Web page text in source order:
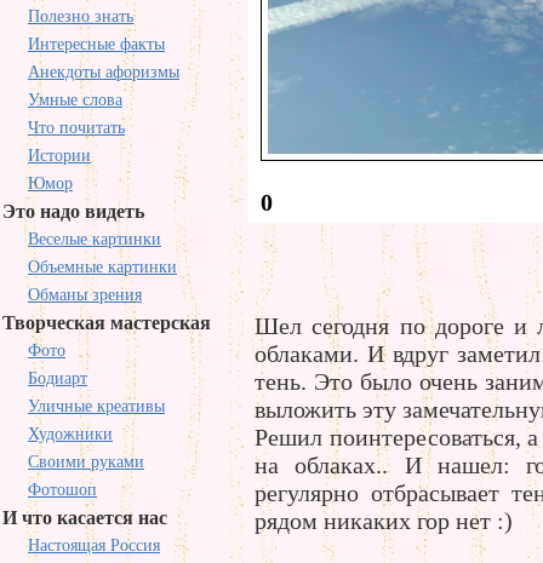
Полезно знать
Интересные факты
Анекдоты афоризмы
Умные слова
Что почитать
Истории
Юмор
Это надо видеть
Веселые картинки
Объемные картинки
Обманы зрения
Творческая мастерская
Фото
Бодиарт
Уличные креативы
Художники
Своими руками
Фотошоп
И что касается нас
Настоящая Россия
0
Шел сегодня по дороге и
облаками. И вдруг
тень. Это было очень
выложить эту
Решил поинтересоваться,
на облаках.. И нашел:
регулярно отбрасывает
рядом никаких гор нет :)